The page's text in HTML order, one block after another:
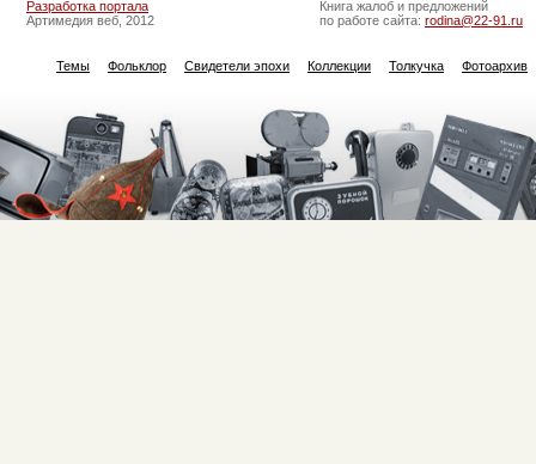
Разработка портала
Артимедия веб, 2012
Книга жалоб и предложений
по работе сайта: rodina@22-91.ru
Темы Фольклор Свидетели эпохи Коллекции Толкучка Фотоархив